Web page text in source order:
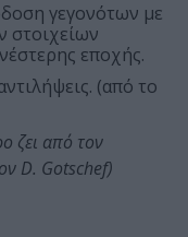
γεγονότων με
στοιχείων
εποχής.
(από το
ζει από τον
D. Gotschef)